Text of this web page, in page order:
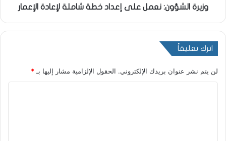
وزيرة الشؤون: نعمل على إعداد خطة شاملة لإعادة الإعمار
اترك تعليقاً
لن يتم نشر عنوان بريدك الإلكتروني. الحقول الإلزامية مشار إليها بـ *